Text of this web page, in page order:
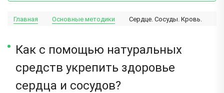
Главная Основные методики Сердце. Сосуды. Кровь.
Как с помощью натуральных
средств укрепить здоровье
сердца и сосудов?